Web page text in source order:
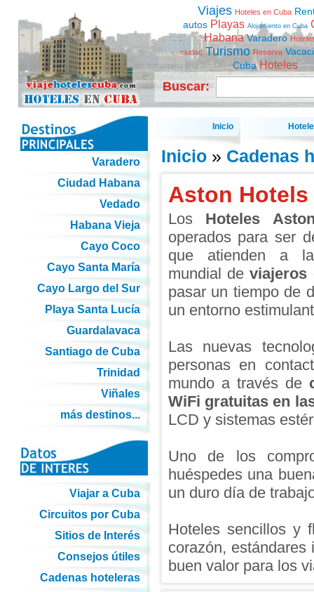
Viajes Hoteles en Cuba
autos Playas Alojamiento en Cuba
Habana Varadero
ciudad Turismo Reserva
Cuba Hoteles
Buscar:
Inicio
Inicio» Cadenas
Aston Hotels
Los Hoteles
operados para ser
que atienden a
mundial deviajeros
pasar un tiempo de
un entorno
Las nuevas
personas en
mundo a través de
WiFi gratuitas en
LCD y sistemas
Uno de los
huéspedes una
un duro día de
Hoteles sencillos y
corazón,
buen valor para los
Varadero
Ciudad Habana
Vedado
Habana Vieja
Cayo Coco
Cayo Santa María
Cayo Largo del Sur
Playa Santa Lucía
Guardalavaca
Santiago de Cuba
Trinidad
Viñales
más destinos...
Viajar a Cuba
Circuitos por Cuba
Sitios de Interés
Consejos útiles
Cadenas hoteleras